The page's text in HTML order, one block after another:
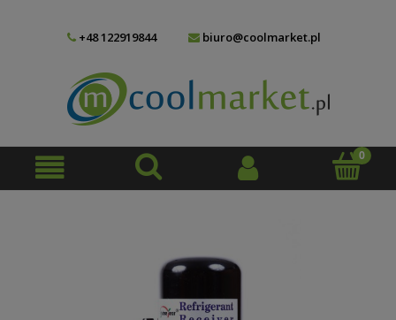
+48 122919844 biuro@coolmarket.pl